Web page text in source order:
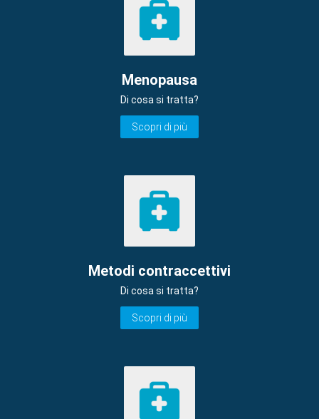
Menopausa
Di cosa si tratta?
Scopri di più
Metodi contraccettivi
Di cosa si tratta?
Scopri di più